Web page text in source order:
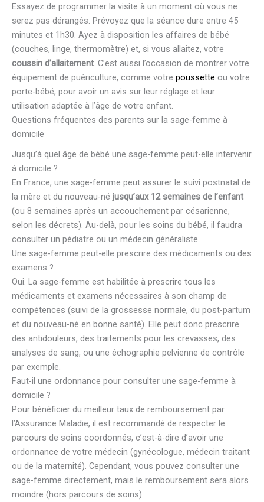
Essayez de programmer la visite à un moment où vous ne
serez pas dérangés. Prévoyez que la séance dure entre 45
minutes et 1h30. Ayez à disposition les affaires de bébé
(couches, linge, thermomètre) et, si vous allaitez, votre
coussin d’allaitement. C’est aussi l’occasion de montrer votre
équipement de puériculture, comme votre poussette ou votre
porte-bébé, pour avoir un avis sur leur réglage et leur
utilisation adaptée à l’âge de votre enfant.
Questions fréquentes des parents sur la sage-femme à
domicile
Jusqu’à quel âge de bébé une sage-femme peut-elle intervenir
à domicile ?
En France, une sage-femme peut assurer le suivi postnatal de
la mère et du nouveau-né jusqu’aux 12 semaines de l’enfant
(ou 8 semaines après un accouchement par césarienne,
selon les décrets). Au-delà, pour les soins du bébé, il faudra
consulter un pédiatre ou un médecin généraliste.
Une sage-femme peut-elle prescrire des médicaments ou des
examens ?
Oui. La sage-femme est habilitée à prescrire tous les
médicaments et examens nécessaires à son champ de
compétences (suivi de la grossesse normale, du post-partum
et du nouveau-né en bonne santé). Elle peut donc prescrire
des antidouleurs, des traitements pour les crevasses, des
analyses de sang, ou une échographie pelvienne de contrôle
par exemple.
Faut-il une ordonnance pour consulter une sage-femme à
domicile ?
Pour bénéficier du meilleur taux de remboursement par
l’Assurance Maladie, il est recommandé de respecter le
parcours de soins coordonnés, c’est-à-dire d’avoir une
ordonnance de votre médecin (gynécologue, médecin traitant
ou de la maternité). Cependant, vous pouvez consulter une
sage-femme directement, mais le remboursement sera alors
moindre (hors parcours de soins).